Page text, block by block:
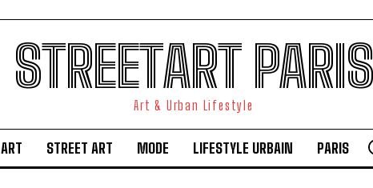
STREETART PARIS
Art & Urban Lifestyle
ART STREET ART MODE LIFESTYLE URBAIN PARIS